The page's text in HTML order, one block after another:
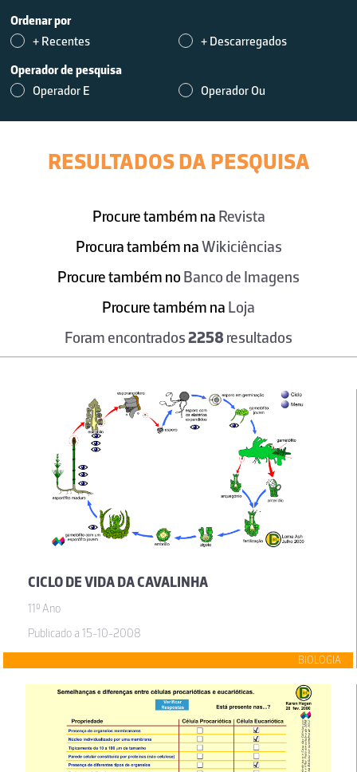
Ordenar por
+ Recentes
+ Descarregados
Operador de pesquisa
Operador E
Operador Ou
RESULTADOS DA PESQUISA
Procure também na Revista
Procura também naWikiciências
Procure também no Banco de Imagens
Procure também na Loja
Foram encontrados2258 resultados
CICLO DE VIDA DA CAVALINHA
11º Ano
Publicado a 15-10-2008
BIOLOGIA